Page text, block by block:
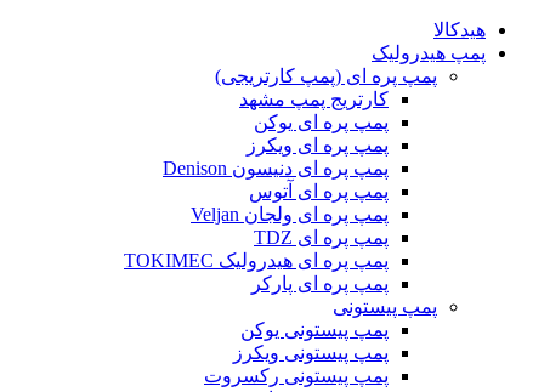
هیدکالا
پمپ هیدرولیک
پمپ پره ای (پمپ کارتریجی)
کارتریج پمپ مشهد
پمپ پره ای یوکن
پمپ پره ای ویکرز
پمپ پره ای دنیسون Denison
پمپ پره ای آتوس
پمپ پره ای ولجان Veljan
پمپ پره ای TDZ
پمپ پره ای هیدرولیک TOKIMEC
پمپ پره ای پارکر
پمپ پیستونی
پمپ پیستونی یوکن
پمپ پیستونی ویکرز
پمپ پیستونی رکسروت